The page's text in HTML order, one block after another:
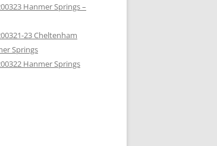
Hanmer Springs –
23 Cheltenham
Springs
Hanmer Springs